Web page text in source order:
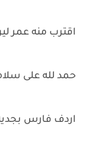
اقترب منه عمر
حمد لله على
اردف فارس